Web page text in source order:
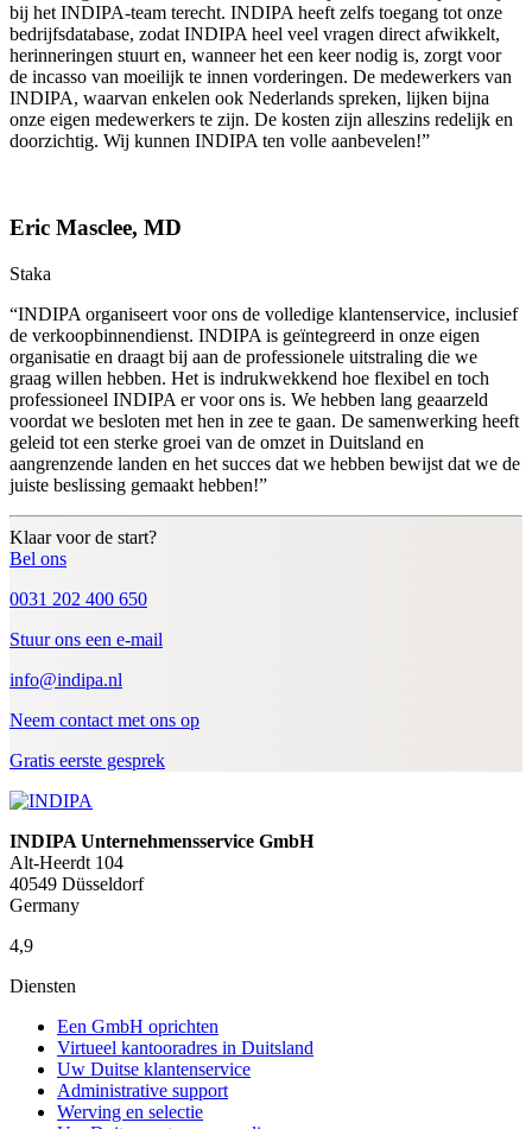
bij het INDIPA-team terecht. INDIPA heeft zelfs toegang tot onze
bedrijfsdatabase, zodat INDIPA heel veel vragen direct afwikkelt,
herinneringen stuurt en, wanneer het een keer nodig is, zorgt voor
de incasso van moeilijk te innen vorderingen. De medewerkers van
INDIPA, waarvan enkelen ook Nederlands spreken, lijken bijna
onze eigen medewerkers te zijn. De kosten zijn alleszins redelijk en
doorzichtig. Wij kunnen INDIPA ten volle aanbevelen!”
Eric Masclee, MD
Staka
“INDIPA organiseert voor ons de volledige klantenservice, inclusief
de verkoopbinnendienst. INDIPA is geïntegreerd in onze eigen
organisatie en draagt bij aan de professionele uitstraling die we
graag willen hebben. Het is indrukwekkend hoe flexibel en toch
professioneel INDIPA er voor ons is. We hebben lang geaarzeld
voordat we besloten met hen in zee te gaan. De samenwerking heeft
geleid tot een sterke groei van de omzet in Duitsland en
aangrenzende landen en het succes dat we hebben bewijst dat we de
juiste beslissing gemaakt hebben!”
Klaar voor de start?
Bel ons
0031 202 400 650
Stuur ons een e-mail
info@indipa.nl
Neem contact met ons op
Gratis eerste gesprek
INDIPA Unternehmensservice GmbH
Alt-Heerdt 104
40549 Düsseldorf
Germany
4,9
Diensten
Een GmbH oprichten
Virtueel kantooradres in Duitsland
Uw Duitse klantenservice
Administrative support
Werving en selectie